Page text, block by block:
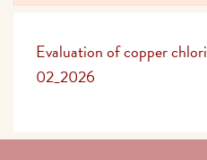
Evaluation of copper
02_2026